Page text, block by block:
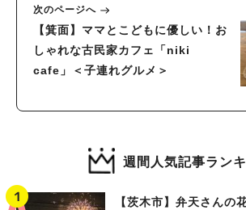
次のページへ
【箕面】ママとこどもに優しい！お
しゃれな古民家カフェ「niki
cafe」＜子連れグルメ＞
週間人気記事ラン
【茨木市】弁天さんの